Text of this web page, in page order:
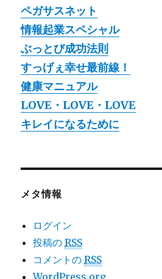
ペガサスネット
情報起業スペシャル
ぶっとび成功法則
すっげぇ幸せ最前線！
健康マニュアル
LOVE・LOVE・LOVE
キレイになるために
メタ情報
ログイン
投稿のRSS
コメントのRSS